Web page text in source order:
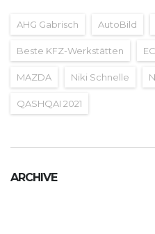
AHG Gabrisch AutoBild
Beste KFZ-Werkstätten
MAZDA Niki Schnelle
QASHQAI 2021
ARCHIVE